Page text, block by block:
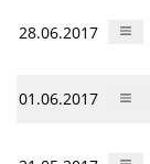
28.06.2017
01.06.2017